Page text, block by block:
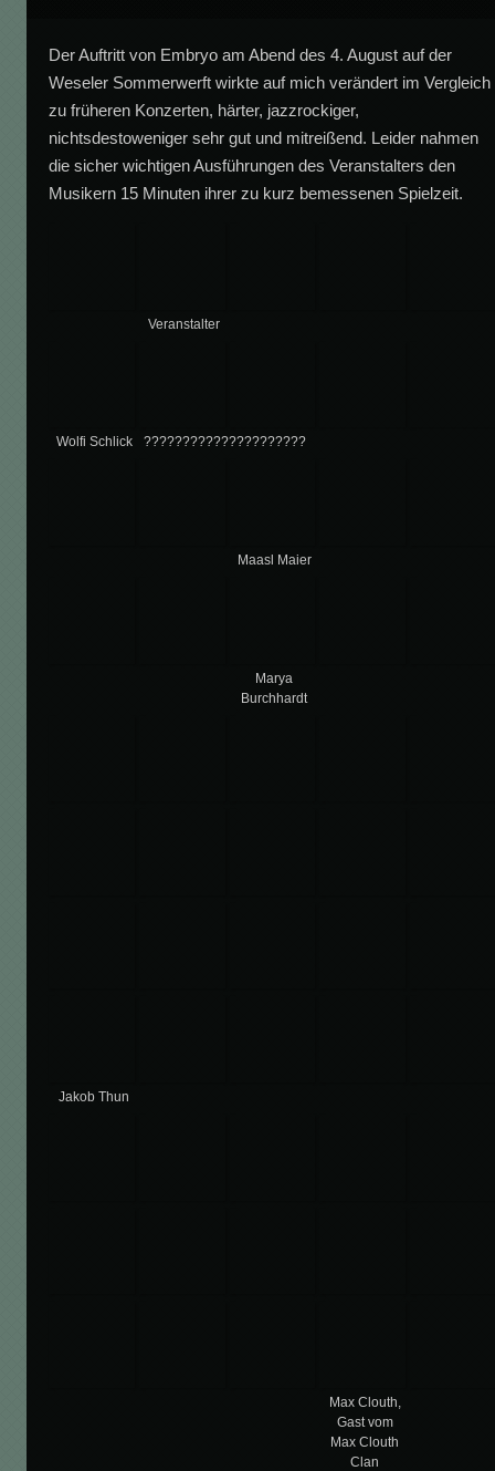
Der Auftritt von Embryo am Abend des 4. August auf der
Weseler Sommerwerft wirkte auf mich verändert im Vergleich
zu früheren Konzerten, härter, jazzrockiger,
nichtsdestoweniger sehr gut und mitreißend. Leider nahmen
die sicher wichtigen Ausführungen des Veranstalters den
Musikern 15 Minuten ihrer zu kurz bemessenen Spielzeit.
Veranstalter
Wolfi Schlick ?????????????????????
Maasl Maier
Marya
Burchhardt
Jakob Thun
Max Clouth,
Gast vom
Max Clouth
Clan